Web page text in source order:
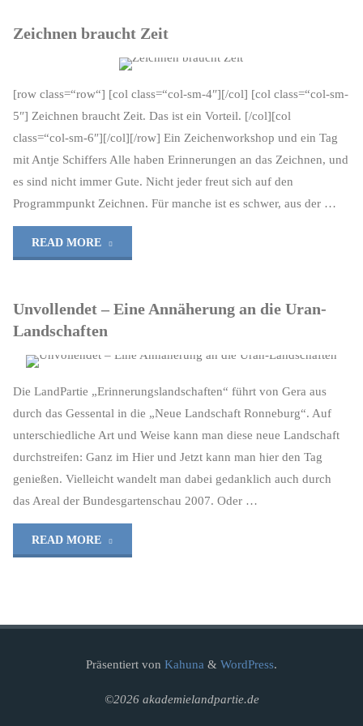
Zeichnen braucht Zeit
[row class=“row“] [col class=“col-sm-4″][/col] [col class=“col-sm-
5″] Zeichnen braucht Zeit. Das ist ein Vorteil. [/col][col
class=“col-sm-6″][/col][/row] Ein Zeichenworkshop und ein Tag
mit Antje Schiffers Alle haben Erinnerungen an das Zeichnen, und
es sind nicht immer Gute. Nicht jeder freut sich auf den
Programmpunkt Zeichnen. Für manche ist es schwer, aus der …
READ MORE
Zeit"
Unvollendet – Eine Annäherung an die Uran-
Landschaften
Die LandPartie „Erinnerungslandschaften“ führt von Gera aus
durch das Gessental in die „Neue Landschaft Ronneburg“. Auf
unterschiedliche Art und Weise kann man diese neue Landschaft
durchstreifen: Ganz im Hier und Jetzt kann man hier den Tag
genießen. Vielleicht wandelt man dabei gedanklich auch durch
das Areal der Bundesgartenschau 2007. Oder …
READ MORE
Präsentiert von Kahuna & WordPress.
©2026 akademielandpartie.de